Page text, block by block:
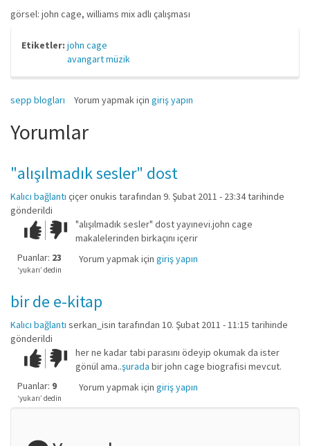
görsel: john cage, williams mix adlı çalışması
Etiketler: john cage
avangart müzik
sepp blogları Yorum yapmak için giriş yapın
Yorumlar
"alışılmadık sesler" dost
Kalıcı bağlantı çiçer onukis tarafından 9. Şubat 2011 - 23:34 tarihinde
gönderildi
Çok iyi!O
kadar
iyi
değil!
Puanlar: 23
‘yukarı’ dedin
"alışılmadık sesler" dost yayınevi.john cage
makalelerinden birkaçını içerir
Yorum yapmak için giriş yapın
bir de e-kitap
Kalıcı bağlantı serkan_isin tarafından 10. Şubat 2011 - 11:15 tarihinde
gönderildi
Çok iyi!O
kadar
iyi
değil!
Puanlar: 9
‘yukarı’ dedin
her ne kadar tabi parasını ödeyip okumak da ister
gönül ama..şurada bir john cage biografisi mevcut.
Yorum yapmak için giriş yapın